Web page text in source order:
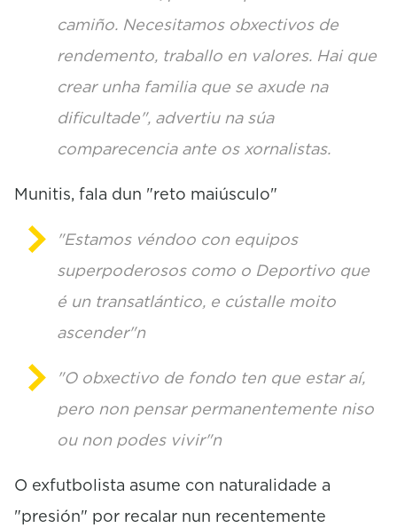
camiño. Necesitamos obxectivos de
rendemento, traballo en valores. Hai que
crear unha familia que se axude na
dificultade", advertiu na súa
comparecencia ante os xornalistas.
Munitis, fala dun "reto maiúsculo"
"Estamos véndoo con equipos
superpoderosos como o Deportivo que
é un transatlántico, e cústalle moito
ascender"n
"O obxectivo de fondo ten que estar aí,
pero non pensar permanentemente niso
ou non podes vivir"n
O exfutbolista asume con naturalidade a
"presión" por recalar nun recentemente